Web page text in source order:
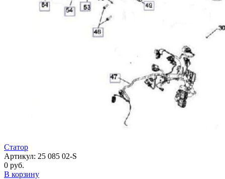
Статор
Артикул: 25 085 02-S
0 руб.
В корзину